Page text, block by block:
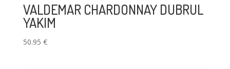
VALDEMAR CHARDONNAY DUBRUL
YAKIM
50.95 €